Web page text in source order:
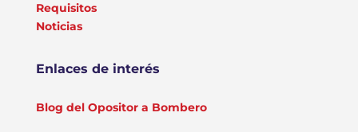
Requisitos
Noticias
Enlaces de interés
Blog del Opositor a Bombero